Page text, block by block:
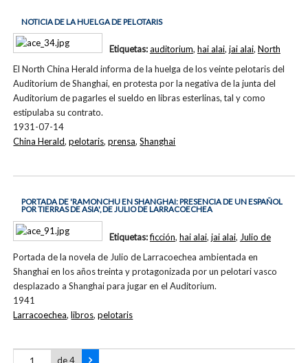
NOTICIA DE LA HUELGA DE PELOTARIS
El North China Herald informa de la huelga de los veinte pelotaris del
Auditorium de Shanghai, en protesta por la negativa de la junta del
Auditorium de pagarles el sueldo en libras esterlinas, tal y como
estipulaba su contrato.
1931-07-14
Etiquetas:auditorium, hai alai, jai alai, North
China Herald,pelotaris,prensa,Shanghai
PORTADA DE 'RAMONCHU EN SHANGHAI: PRESENCIA DE UN ESPAÑOL
POR TIERRAS DE ASIA', DE JULIO DE LARRACOECHEA
Portada de la novela de Julio de Larracoechea ambientada en
Shanghai en los años treinta y protagonizada por un pelotari vasco
desplazado a Shanghai para jugar en el Auditorium.
1941
Etiquetas:ficción, hai alai, jai alai, Julio de
Larracoechea,libros,pelotaris
de 4